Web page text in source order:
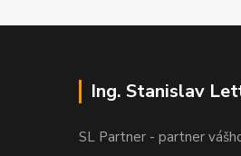
Ing. Stanislav
SL Partner - partner